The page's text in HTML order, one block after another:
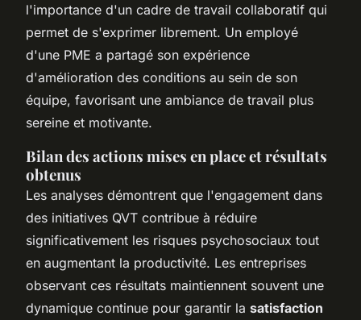
l'importance d'un cadre de travail collaboratif qui
permet de s'exprimer librement. Un employé
d'une PME a partagé son expérience
d'amélioration des conditions au sein de son
équipe, favorisant une ambiance de travail plus
sereine et motivante.
Bilan des actions mises en place et résultats
obtenus
Les analyses démontrent que l'engagement dans
des initiatives QVT contribue à réduire
significativement les risques psychosociaux tout
en augmentant la productivité. Les entreprises
observant ces résultats maintiennent souvent une
dynamique continue pour garantir la satisfaction